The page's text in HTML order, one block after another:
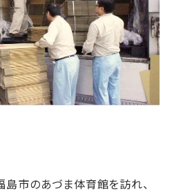
島市のあづま体育館を訪れ、